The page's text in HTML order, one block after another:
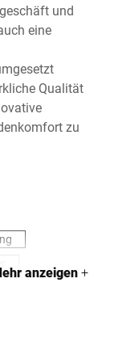
und
eine
Qualität
zu
anzeigen+